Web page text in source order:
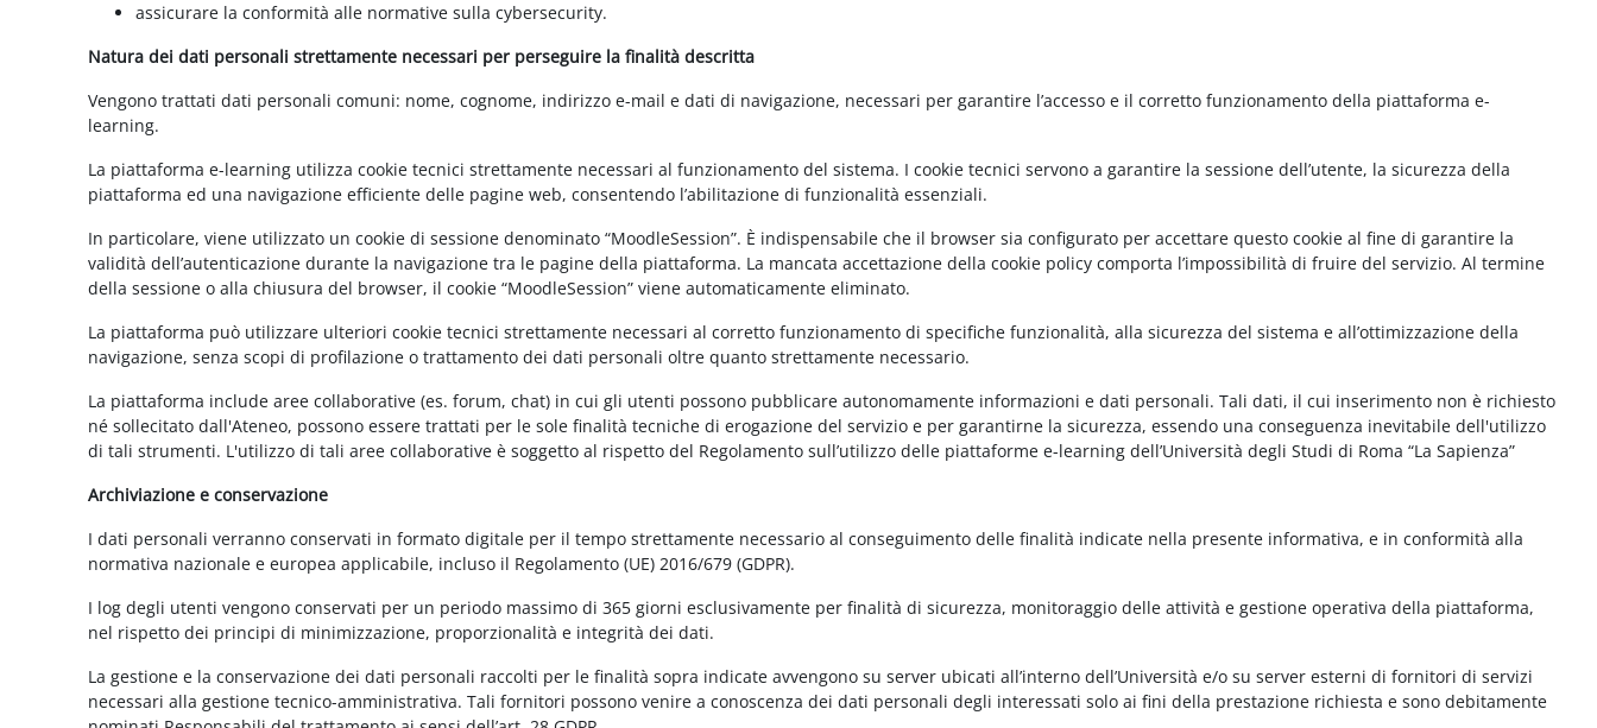
assicurare la conformità alle normative sulla cybersecurity.
Natura dei dati personali strettamente necessari per perseguire la finalità descritta
Vengono trattati dati personali comuni: nome, cognome, indirizzo e-mail e dati di navigazione, necessari per garantire l’accesso e il corretto funzionamento della piattaforma e-
learning.
La piattaforma e-learning utilizza cookie tecnici strettamente necessari al funzionamento del sistema. I cookie tecnici servono a garantire la sessione dell’utente, la sicurezza della
piattaforma ed una navigazione efficiente delle pagine web, consentendo l’abilitazione di funzionalità essenziali.
In particolare, viene utilizzato un cookie di sessione denominato “MoodleSession”. È indispensabile che il browser sia configurato per accettare questo cookie al fine di garantire la
validità dell’autenticazione durante la navigazione tra le pagine della piattaforma. La mancata accettazione della cookie policy comporta l’impossibilità di fruire del servizio. Al termine
della sessione o alla chiusura del browser, il cookie “MoodleSession” viene automaticamente eliminato.
La piattaforma può utilizzare ulteriori cookie tecnici strettamente necessari al corretto funzionamento di specifiche funzionalità, alla sicurezza del sistema e all’ottimizzazione della
navigazione, senza scopi di profilazione o trattamento dei dati personali oltre quanto strettamente necessario.
La piattaforma include aree collaborative (es. forum, chat) in cui gli utenti possono pubblicare autonomamente informazioni e dati personali. Tali dati, il cui inserimento non è richiesto
né sollecitato dall'Ateneo, possono essere trattati per le sole finalità tecniche di erogazione del servizio e per garantirne la sicurezza, essendo una conseguenza inevitabile dell'utilizzo
di tali strumenti. L'utilizzo di tali aree collaborative è soggetto al rispetto del Regolamento sull’utilizzo delle piattaforme e-learning dell’Università degli Studi di Roma “La Sapienza”
Archiviazione e conservazione
I dati personali verranno conservati in formato digitale per il tempo strettamente necessario al conseguimento delle finalità indicate nella presente informativa, e in conformità alla
normativa nazionale e europea applicabile, incluso il Regolamento (UE) 2016/679 (GDPR).
I log degli utenti vengono conservati per un periodo massimo di 365 giorni esclusivamente per finalità di sicurezza, monitoraggio delle attività e gestione operativa della piattaforma,
nel rispetto dei principi di minimizzazione, proporzionalità e integrità dei dati.
La gestione e la conservazione dei dati personali raccolti per le finalità sopra indicate avvengono su server ubicati all’interno dell’Università e/o su server esterni di fornitori di servizi
necessari alla gestione tecnico-amministrativa. Tali fornitori possono venire a conoscenza dei dati personali degli interessati solo ai fini della prestazione richiesta e sono debitamente